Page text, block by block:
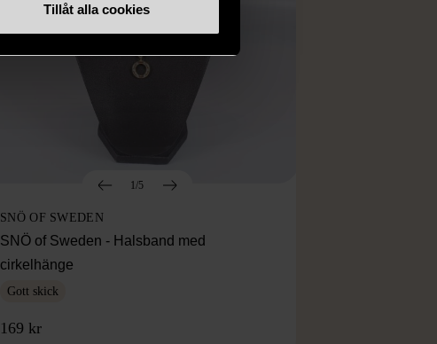
Tillåt alla cookies
1/5
SNÖ OF SWEDEN
SNÖ of Sweden - Halsband med
cirkelhänge
Gott skick
169 kr